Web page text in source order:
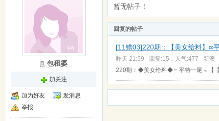
包租婆
加关注
加为好友
发消息
举报
暂无帖子！
回复的帖子
[11错03]220期：【美女给料】∞
昨天 21:59 - 回复:15，人气:477 - 新澳
220期：◆美女给料◆﹄平特一尾﹃【